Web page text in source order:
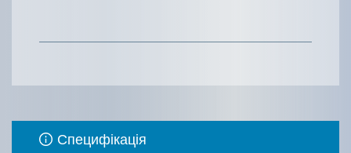
Специфікація